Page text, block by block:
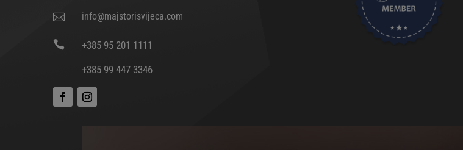
 info@majstorisvijeca.com

+385 95 201 1111
+385 99 447 3346